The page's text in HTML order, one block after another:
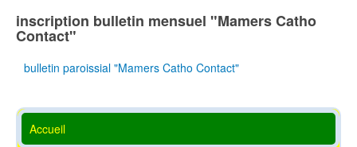
inscription bulletin mensuel "Mamers Catho
Contact"
bulletin paroissial "Mamers Catho Contact"
Accueil